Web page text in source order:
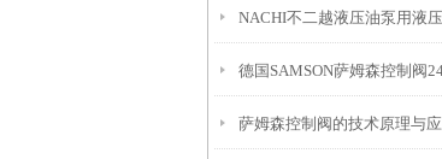
NACHI不二越液压油泵用液
意点滴
德国SAMSON萨姆森控制阀
萨姆森控制阀的技术原理与